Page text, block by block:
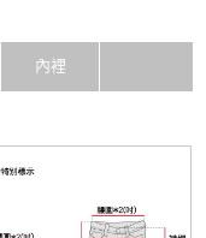
內裡